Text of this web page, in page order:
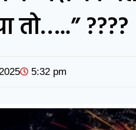
तो…..” ????
5:32 pm